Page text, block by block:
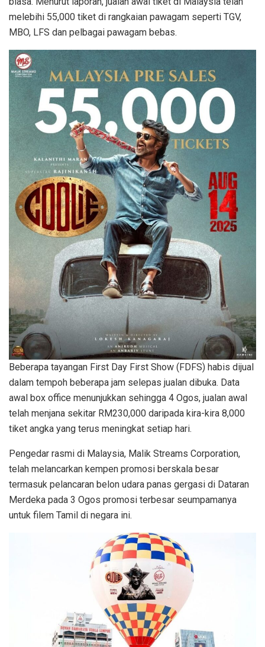
melebihi 55,000 tiket di rangkaian pawagam seperti TGV,
MBO, LFS dan pelbagai pawagam bebas.
Beberapa tayangan First Day First Show (FDFS) habis dijual
dalam tempoh beberapa jam selepas jualan dibuka. Data
awal box office menunjukkan sehingga 4 Ogos, jualan awal
telah menjana sekitar RM230,000 daripada kira-kira 8,000
tiket angka yang terus meningkat setiap hari.
Pengedar rasmi di Malaysia, Malik Streams Corporation,
telah melancarkan kempen promosi berskala besar
termasuk pelancaran belon udara panas gergasi di Dataran
Merdeka pada 3 Ogos promosi terbesar seumpamanya
untuk filem Tamil di negara ini.